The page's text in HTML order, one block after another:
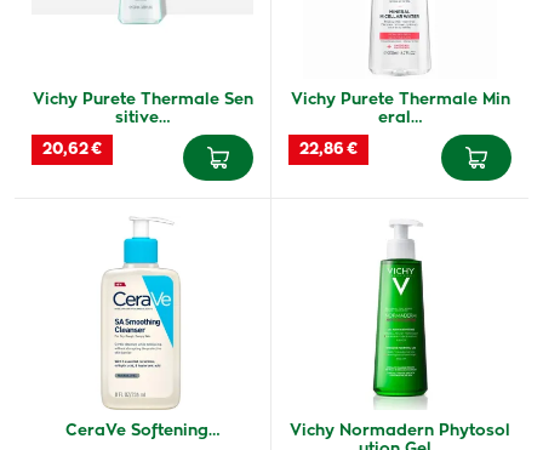
Vichy Purete Thermale Sen
sitive…
20,62 €
Vichy Purete Thermale Min
eral…
22,86 €
CeraVe Softening…
Vichy Normadern Phytosol